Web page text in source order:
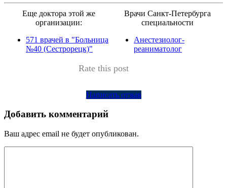
Еще доктора этой же
организации:
571 врачей в "Больница
№40 (Сестрорецк)"
Врачи Санкт-Петербурга
специальности
Анестезиолог-
реаниматолог
Rate this post
Написать отзыв
Добавить комментарий
Ваш адрес email не будет опубликован.